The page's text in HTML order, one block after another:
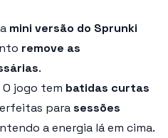
mini versão do Sprunki
remove as
.
O jogo tem batidas curtas
parasessões
a energia lá em cima.